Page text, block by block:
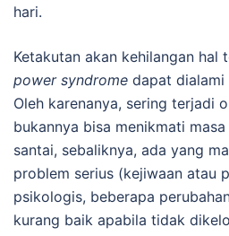
hari.
Ketakutan akan kehilangan hal
power syndrome dapat dialami
Oleh karenanya, sering terjadi
bukannya bisa menikmati
santai, sebaliknya, ada yang
problem serius (kejiwaan atau
psikologis, beberapa
kurang baik apabila tidak